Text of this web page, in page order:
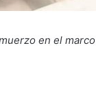
en el